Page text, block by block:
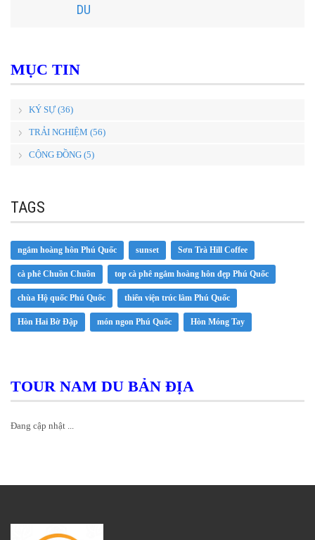
DU
MỤC TIN
KÝ SỰ (36)
TRẢI NGHIỆM (56)
CỘNG ĐỒNG (5)
TAGS
ngắm hoàng hôn Phú Quốc sunset Sơn Trà Hill Coffee
cà phê Chuồn Chuồn top cà phê ngắm hoàng hôn đẹp Phú Quốc
chùa Hộ quốc Phú Quốc thiển viện trúc lâm Phú Quốc
Hòn Hai Bờ Đập món ngon Phú Quốc Hòn Móng Tay
TOUR NAM DU BẢN ĐỊA
Đang cập nhật ...